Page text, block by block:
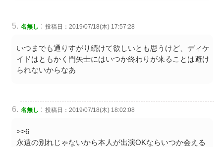
名無し : 投稿日：2019/07/18(木) 17:57:28
いつまでも通りすがり続けて欲しいとも思うけど、ディケ
イドはともかく門矢士にはいつか終わりが来ることは避け
られないからなあ
名無し : 投稿日：2019/07/18(木) 18:02:08
>>6
永遠の別れじゃないから本人が出演OKならいつか会える